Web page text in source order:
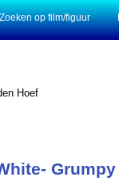
op film/figuur
Hoef